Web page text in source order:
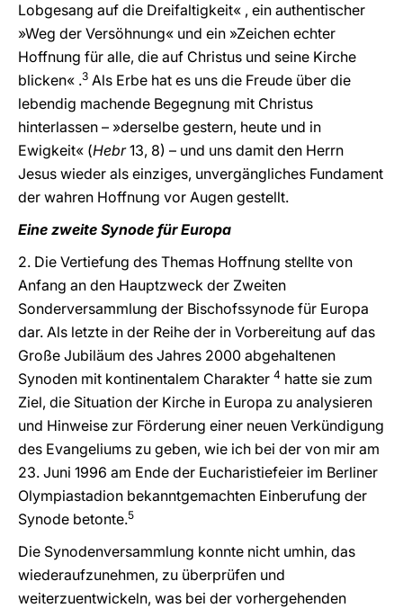
Lobgesang auf die Dreifaltigkeit« , ein authentischer
»Weg der Versöhnung« und ein »Zeichen echter
Hoffnung für alle, die auf Christus und seine Kirche
blicken« .3 Als Erbe hat es uns die Freude über die
lebendig machende Begegnung mit Christus
hinterlassen – »derselbe gestern, heute und in
Ewigkeit« (Hebr13, 8) – und uns damit den Herrn
Jesus wieder als einziges, unvergängliches Fundament
der wahren Hoffnung vor Augen gestellt.
Eine zweite Synode für Europa
2. Die Vertiefung des Themas Hoffnung stellte von
Anfang an den Hauptzweck der Zweiten
Sonderversammlung der Bischofssynode für Europa
dar. Als letzte in der Reihe der in Vorbereitung auf das
Große Jubiläum des Jahres 2000 abgehaltenen
Synoden mit kontinentalem Charakter 4 hatte sie zum
Ziel, die Situation der Kirche in Europa zu analysieren
und Hinweise zur Förderung einer neuen Verkündigung
des Evangeliums zu geben, wie ich bei der von mir am
23. Juni 1996 am Ende der Eucharistiefeier im Berliner
Olympiastadion bekanntgemachten Einberufung der
Synode betonte.5
Die Synodenversammlung konnte nicht umhin, das
wiederaufzunehmen, zu überprüfen und
weiterzuentwickeln, was bei der vorhergehenden